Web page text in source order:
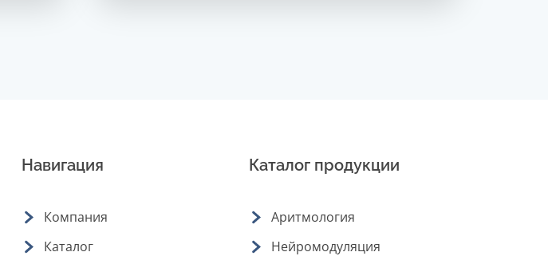
Навигация
Компания
Каталог
Каталог продукции
Аритмология
Нейромодуляция